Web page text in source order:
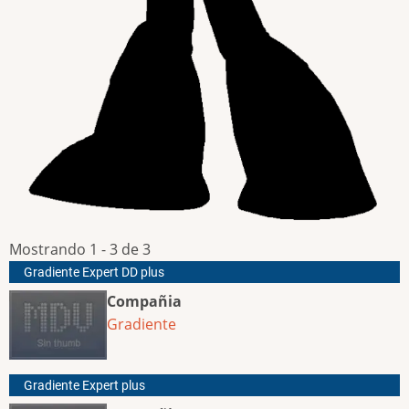
Mostrando 1 - 3 de 3
Gradiente Expert DD plus
Compañia
Gradiente
Gradiente Expert plus